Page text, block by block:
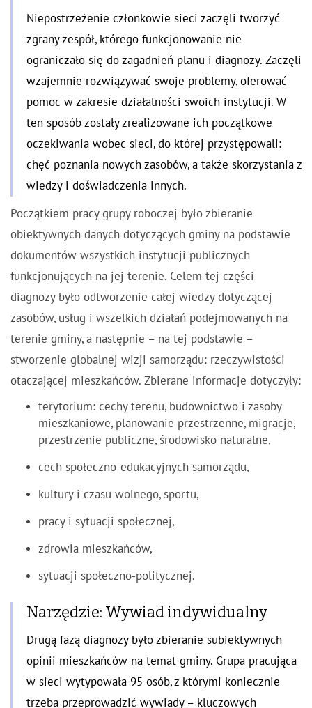
Niepostrzeżenie członkowie sieci zaczęli tworzyć
zgrany zespół, którego funkcjonowanie nie
ograniczało się do zagadnień planu i diagnozy. Zaczęli
wzajemnie rozwiązywać swoje problemy, oferować
pomoc w zakresie działalności swoich instytucji. W
ten sposób zostały zrealizowane ich początkowe
oczekiwania wobec sieci, do której przystępowali:
chęć poznania nowych zasobów, a także skorzystania z
wiedzy i doświadczenia innych.
Początkiem pracy grupy roboczej było zbieranie
obiektywnych danych dotyczących gminy na podstawie
dokumentów wszystkich instytucji publicznych
funkcjonujących na jej terenie. Celem tej części
diagnozy było odtworzenie całej wiedzy dotyczącej
zasobów, usług i wszelkich działań podejmowanych na
terenie gminy, a następnie – na tej podstawie –
stworzenie globalnej wizji samorządu: rzeczywistości
otaczającej mieszkańców. Zbierane informacje dotyczyły:
terytorium: cechy terenu, budownictwo i zasoby
mieszkaniowe, planowanie przestrzenne, migracje,
przestrzenie publiczne, środowisko naturalne,
cech społeczno-edukacyjnych samorządu,
kultury i czasu wolnego, sportu,
pracy i sytuacji społecznej,
zdrowia mieszkańców,
sytuacji społeczno-politycznej.
Narzędzie: Wywiad indywidualny
Drugą fazą diagnozy było zbieranie subiektywnych
opinii mieszkańców na temat gminy. Grupa pracująca
w sieci wytypowała 95 osób, z którymi koniecznie
trzeba przeprowadzić wywiady – kluczowych